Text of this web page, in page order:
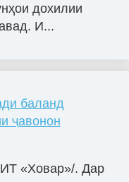
дохилии
И...
баланд
ҷавонон
«Ховар»/. Дар